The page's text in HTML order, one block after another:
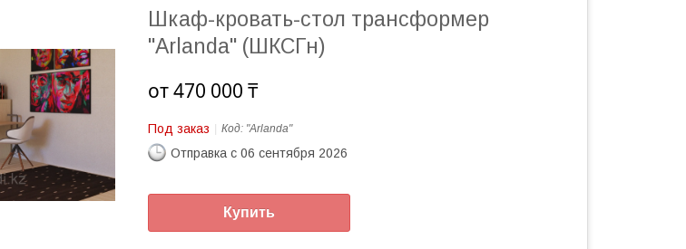
Шкаф-кровать-стол трансформер
"Arlanda" (ШКСГн)
от470 000 ₸
Под заказ Код: "Arlanda"
Отправка с 06 сентября 2026
Купить